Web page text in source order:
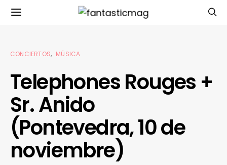
CONCIERTOS MÚSICA
Telephones Rouges +
Sr. Anido
(Pontevedra, 10 de
noviembre)